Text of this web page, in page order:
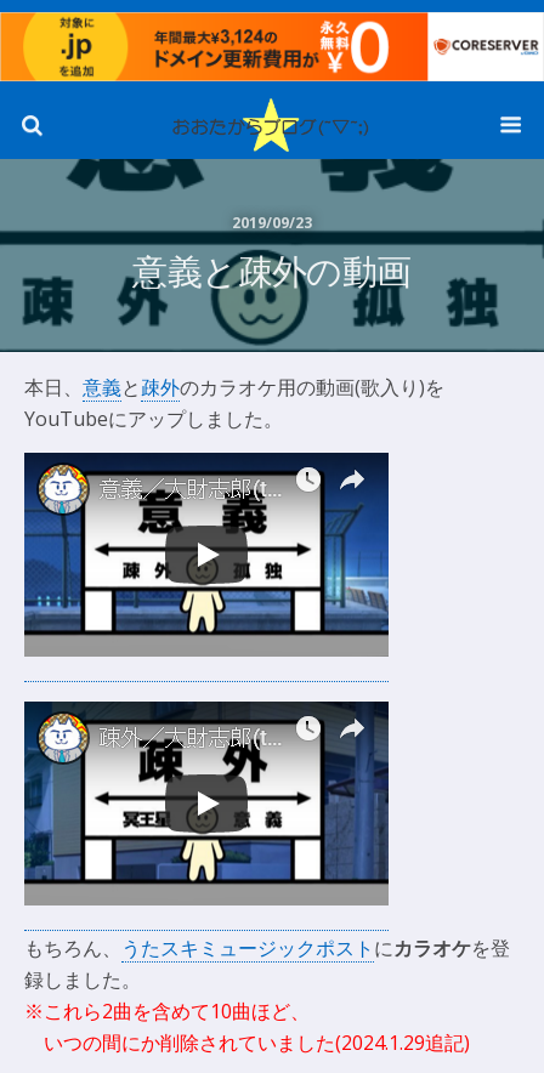
2019/09/23
意義と疎外の動画
本日、 意義と疎外のカラオケ用の動画(歌入り)を
YouTubeにアップしました。
もちろん、 うたスキミュージックポスト にカラオケを登
録しました。
※これら2曲を含めて10曲ほど、
いつの間にか削除されていました(2024.1.29追記)